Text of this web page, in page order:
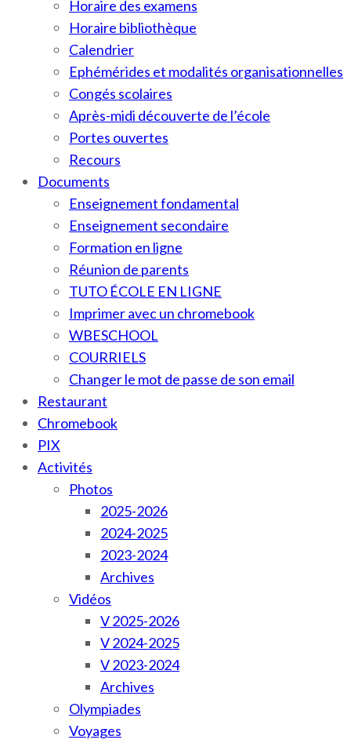
Horaire des examens
Horaire bibliothèque
Calendrier
Ephémérides et modalités organisationnelles
Congés scolaires
Après-midi découverte de l’école
Portes ouvertes
Recours
Documents
Enseignement fondamental
Enseignement secondaire
Formation en ligne
Réunion de parents
TUTO ÉCOLE EN LIGNE
Imprimer avec un chromebook
WBESCHOOL
COURRIELS
Changer le mot de passe de son email
Restaurant
Chromebook
PIX
Activités
Photos
2025-2026
2024-2025
2023-2024
Archives
Vidéos
V 2025-2026
V 2024-2025
V 2023-2024
Archives
Olympiades
Voyages